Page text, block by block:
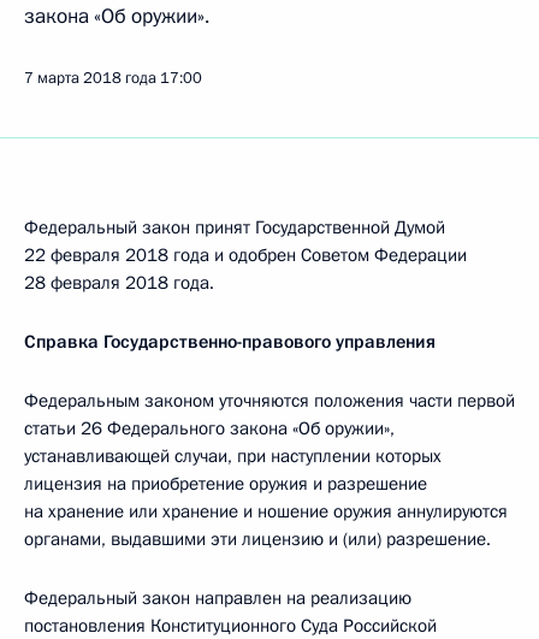
закона «Об оружии».
7 марта 2018 года 17:00
Федеральный закон принят Государственной Думой
22 февраля 2018 года и одобрен Советом Федерации
28 февраля 2018 года.
Справка Государственно-правового управления
Федеральным законом уточняются положения части первой
статьи 26 Федерального закона «Об оружии»,
устанавливающей случаи, при наступлении которых
лицензия на приобретение оружия и разрешение
на хранение или хранение и ношение оружия аннулируются
органами, выдавшими эти лицензию и (или) разрешение.
Федеральный закон направлен на реализацию
постановления Конституционного Суда Российской